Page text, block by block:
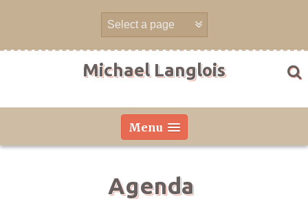
Michael Langlois
Menu
Agenda